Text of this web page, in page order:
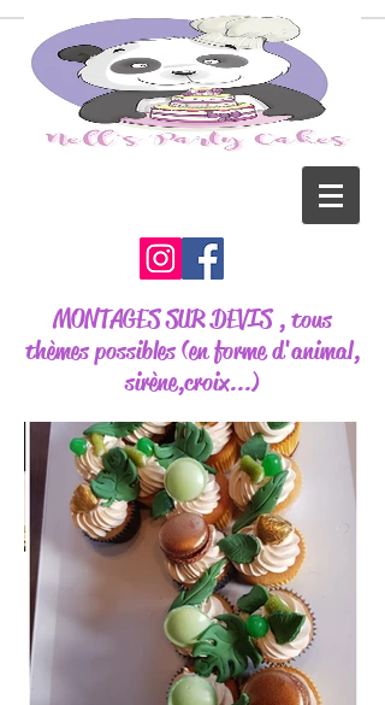
MONTAGES SUR DEVIS , tous
thèmes possibles (en forme d'animal,
sirène,croix...)